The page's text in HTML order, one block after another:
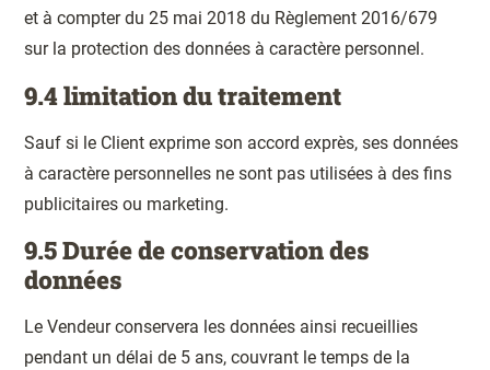
et à compter du 25 mai 2018 du Règlement 2016/679
sur la protection des données à caractère personnel.
9.4 limitation du traitement
Sauf si le Client exprime son accord exprès, ses données
à caractère personnelles ne sont pas utilisées à des fins
publicitaires ou marketing.
9.5 Durée de conservation des
données
Le Vendeur conservera les données ainsi recueillies
pendant un délai de 5 ans, couvrant le temps de la